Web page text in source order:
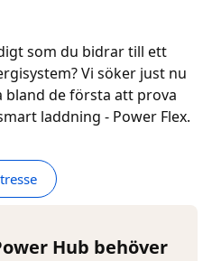
som du bidrar till ett
Vi söker just nu
bland de första att prova
laddning - Power Flex.
Hub behöver